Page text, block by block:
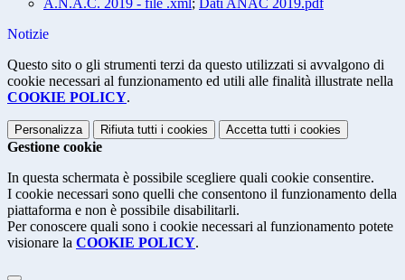
A.N.A.C. 2019 - file .xml; Dati ANAC 2019.pdf
Notizie
Questo sito o gli strumenti terzi da questo utilizzati si avvalgono di
cookie necessari al funzionamento ed utili alle finalità illustrate nella
COOKIE POLICY.
Personalizza Rifiuta tutti i cookies Accetta tutti i cookies
Gestione cookie
In questa schermata è possibile scegliere quali cookie consentire.
I cookie necessari sono quelli che consentono il funzionamento della
piattaforma e non è possibile disabilitarli.
Per conoscere quali sono i cookie necessari al funzionamento potete
visionare la COOKIE POLICY.